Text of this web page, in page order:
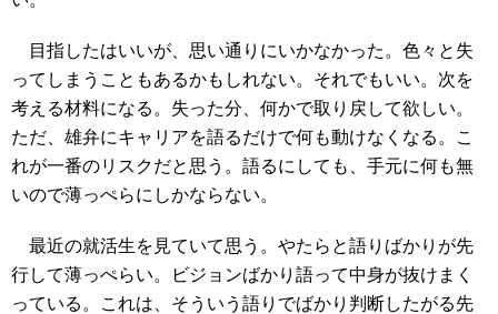
目指したはいいが、思い通りにいかなかった。色々と失
ってしまうこともあるかもしれない。それでもいい。次を
考える材料になる。失った分、何かで取り戻して欲しい。
ただ、雄弁にキャリアを語るだけで何も動けなくなる。こ
れが一番のリスクだと思う。語るにしても、手元に何も無
いので薄っぺらにしかならない。
最近の就活生を見ていて思う。やたらと語りばかりが先
行して薄っぺらい。ビジョンばかり語って中身が抜けまく
っている。これは、そういう語りでばかり判断したがる先